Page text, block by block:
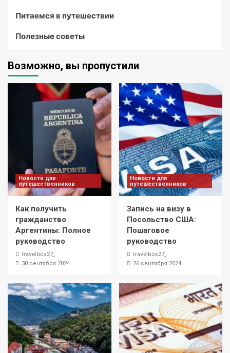
Питаемся в путешествии
Полезные советы
Возможно, вы пропустили
Новости для
путешественников
Как получить
гражданство
Аргентины: Полное
руководство
travelbox27_
30 сентября 2024
Новости для
путешественников
Запись на визу в
Посольство США:
Пошаговое
руководство
travelbox27_
26 сентября 2024